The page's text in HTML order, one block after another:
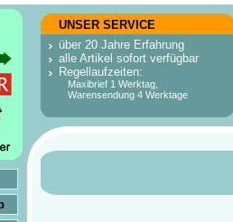
UNSER SERVICE
über 20 Jahre Erfahrung
alle Artikel sofort verfügbar
Regellaufzeiten:
Maxibrief 1 Werktag,
Warensendung 4 Werktage